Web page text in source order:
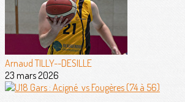
Arnaud TILLY--DESILLE
23 mars 2026